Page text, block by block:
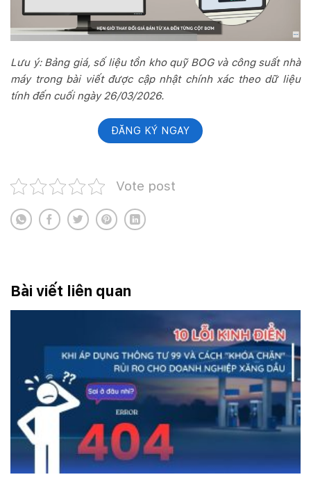
Lưu ý: Bảng giá, số liệu tồn kho quỹ BOG và công suất nhà
máy trong bài viết được cập nhật chính xác theo dữ liệu
tính đến cuối ngày 26/03/2026.
ĐĂNG KÝ NGAY
Vote post
Bài viết liên quan